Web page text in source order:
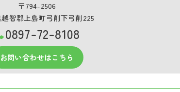
〒794-2506
智郡上島町弓削下弓削225
0897-72-8108
お問い合わせはこちら